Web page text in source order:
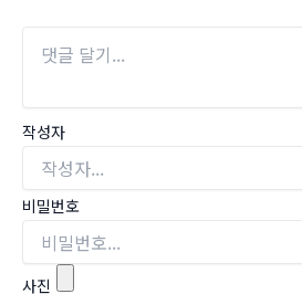
작성자
비밀번호
사진